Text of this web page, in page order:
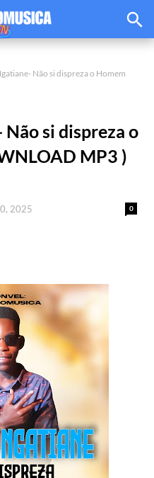
Não si dispreza o Homem
si dispreza o
MP3 )
0
2025